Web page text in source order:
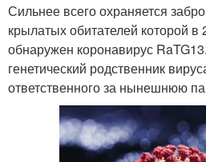
Сильнее всего охраняется
крылатых обитателей которой в
обнаружен коронавирус
генетический родственник
ответственного за нынешнюю